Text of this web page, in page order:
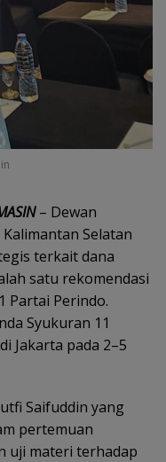
– Dewan
Selatan
terkait dana
satu rekomendasi
Partai Perindo.
Syukuran 11
Jakarta pada 2–5
Saifuddin yang
pertemuan
uji materi terhadap